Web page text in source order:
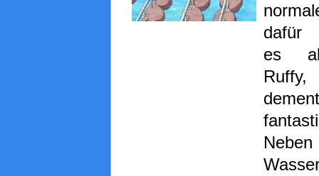
dafür
es
Ruffy,
Neben